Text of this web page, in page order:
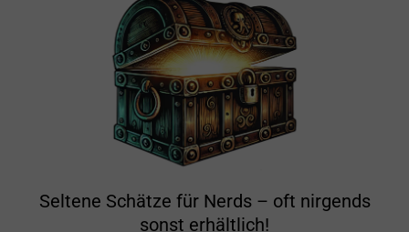
Seltene Schätze für Nerds – oft nirgends
sonst erhältlich!